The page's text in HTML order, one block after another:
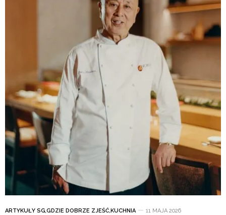
ARTYKUŁY SG,GDZIE DOBRZE ZJEŚĆ,KUCHNIA 11 MAJA 2026